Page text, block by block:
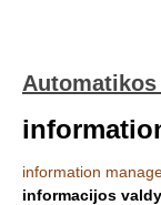
information
informacijos